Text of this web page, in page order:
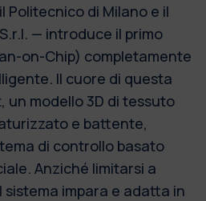
Politecnico di Milano e il
— introduce il primo
on-Chip) completamente
Il cuore di questa
un modello 3D di tessuto
e battente,
di controllo basato
Anziché limitarsi a
sistema impara e adatta in